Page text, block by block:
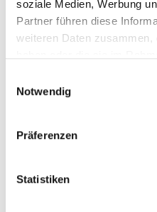
soziale Medien, Werbung
Partner führen diese
weiteren Daten zusammen,
Notwendig
Präferenzen
Statistiken
Artikelnummer
Der Roneli